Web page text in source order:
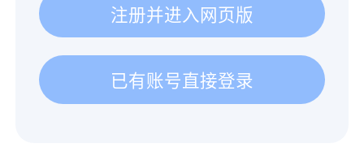
注册并进入网页版
已有账号直接登录